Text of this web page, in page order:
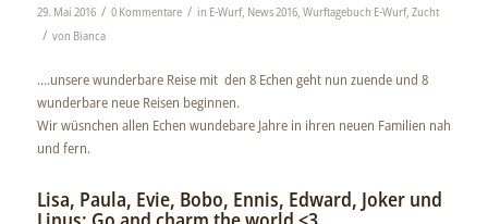
29. Mai 2016 / 0 Kommentare / in E-Wurf, News 2016, Wurftagebuch E-Wurf, Zucht
/ von Bianca
….unsere wunderbare Reise mit den 8 Echen geht nun zuende und 8
wunderbare neue Reisen beginnen.
Wir wüsnchen allen Echen wundebare Jahre in ihren neuen Familien nah
und fern.
Lisa, Paula, Evie, Bobo, Ennis, Edward, Joker und